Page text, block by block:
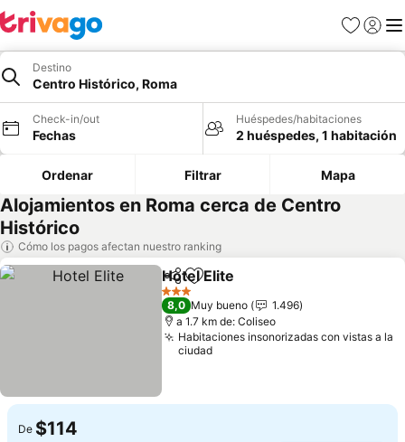
Favoritos
Iniciar
Destino
Centro Histórico, Roma
Check-in/out
Fechas
Huéspedes/habitaciones
2 huéspedes, 1 habitación
Ordenar Filtrar Mapa
Alojamientos en Roma cerca de Centro
Histórico
Cómo los pagos afectan nuestro ranking
CompartirAgregar a favoritos
Hotel Elite
3 Estrellas
8,0 Muy bueno
1.496
a 1.7 km de: Coliseo
Habitaciones insonorizadas con vistas a la
ciudad
De $114